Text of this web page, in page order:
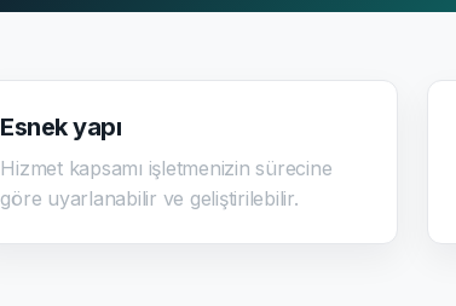
Esnek yapı
Hizmet kapsamı işletmenizin sürecine
göre uyarlanabilir ve geliştirilebilir.